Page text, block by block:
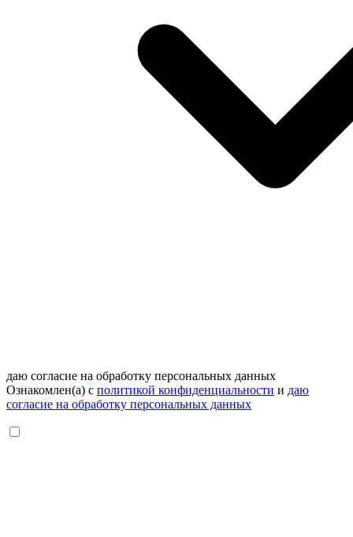
даю согласие на обработку персональных данных
Ознакомлен(а) с политикой конфиденциальности и даю
согласие на обработку персональных данных